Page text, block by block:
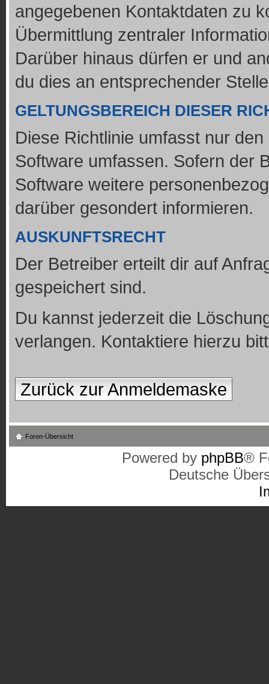
angegebenen Kontaktdaten zu
Übermittlung zentraler
Darüber hinaus dürfen er und
du dies an entsprechender
GELTUNGSBEREICH DIESER
Diese Richtlinie umfasst nur
Software umfassen. Sofern der
Software weitere
darüber gesondert informieren.
AUSKUNFTSRECHT
Der Betreiber erteilt dir auf
gespeichert sind.
Du kannst jederzeit die
verlangen. Kontaktiere hierzu
Zurück zur Anmeldemaske
Foren-Übersicht
Powered by phpBB®
Deutsche